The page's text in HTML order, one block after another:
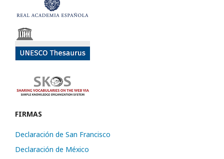
FIRMAS
Declaración de San Francisco
Declaración de México